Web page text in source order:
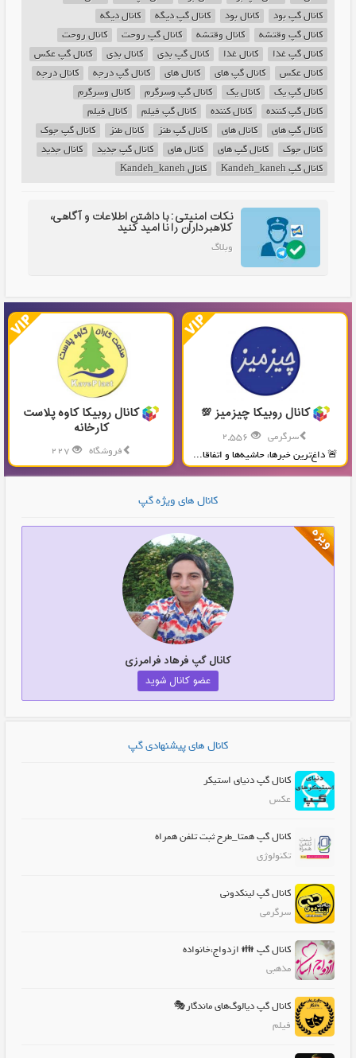
کانال گپ بود
کانال بود کانال گپ دیگه
کانال دیگه
کانال گپ وقتشه
کانال وقتشه کانال گپ روحت
کانال روحت
کانال گپ غذا
کانال غذا کانال گپ بدی کانال بدی
کانال گپ عکس
کانال عکس
کانال گپ های کانال های کانال گپ درجه
کانال درجه
کانال گپ یک
کانال یک کانال گپ وسرگرم
کانال وسرگرم
کانال گپ کننده
کانال کننده کانال گپ فیلم
کانال فیلم
کانال گپ های
کانال های کانال گپ طنز کانال طنز
کانال گپ جوک
کانال جوک
کانال گپ های کانال های کانال گپ جدید
کانال جدید
کانال گپ Kandeh_kaneh
کانال Kandeh_kaneh
نکات امنیتی: با داشتن اطلاعات و آگاهی،
کلاهبرداران را نا امید کنید
وبلاگ
کانال روبیکا چیزمیز 💯
سرگرمی
🚨 داغ‌ترین خبرها، حاشیه‌ها و اتفاقا...
کانال روبیکا کاوه پلاست
کارخانه
فروشگاه
تولید و پخش محصولات پلاستیکی...
کانال های ویژه گپ
کانال گپ فرهاد فرامرزی
عضو کانال شوید
کانال های پیشنهادی گپ
کانال گپ دنیای استیکر
عکس
کانال گپ همتا_طرح ثبت تلفن همراه
تکنولوژی
کانال گپ لینکدونی
سرگرمی
کانال گپ 👪 ازدواج،خانواده
مذهبی
کانال گپ دیالوگ‌های ماندگار🎭
فیلم